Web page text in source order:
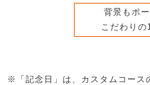
背景もポ
こだわり
※「記念日」は、カスタムコース